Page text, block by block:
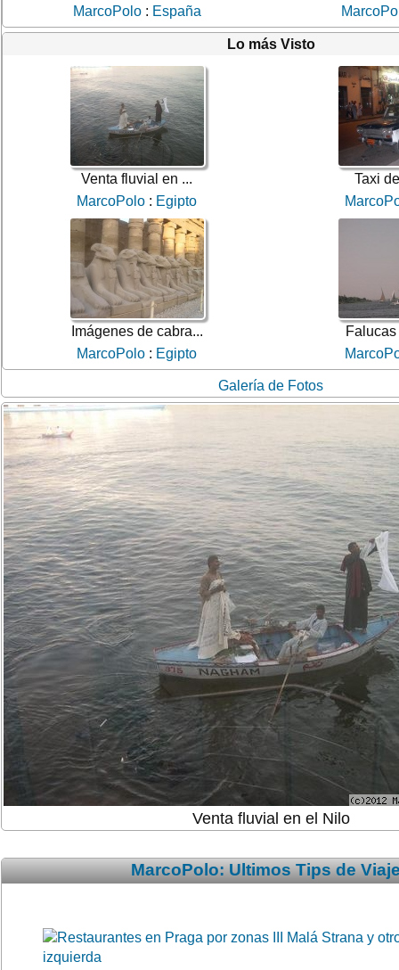
MarcoPolo: España
Lo más Visto
Venta fluvial en ...
MarcoPolo : Egipto
Taxi
Imágenes de cabra...
MarcoPolo : Egipto
Galería de Fotos
Venta fluvial en el Nilo
MarcoPolo: Ultimos Tips de